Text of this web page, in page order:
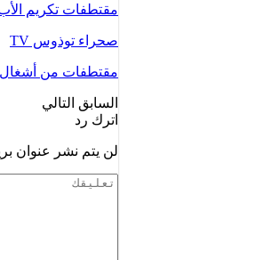
مقتطفات تكريم
صحراء توذوس TV
مقتطفات من أشغال
السابق التالي
اترك رد
لن يتم نشر عنوان